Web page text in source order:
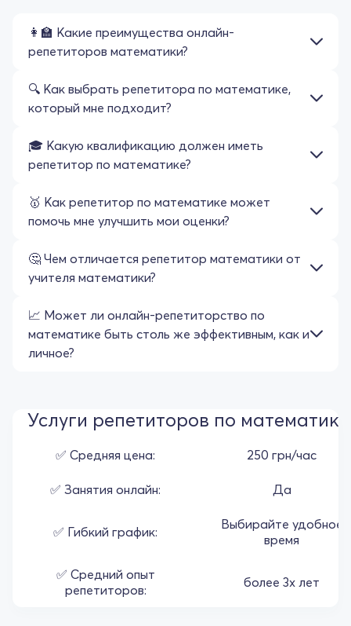
👩‍🏫 Какие преимущества онлайн-
репетиторов математики?
🔍 Как выбрать репетитора по математике,
который мне подходит?
🎓 Какую квалификацию должен иметь
репетитор по математике?
🥇 Как репетитор по математике может
помочь мне улучшить мои оценки?
🤔 Чем отличается репетитор математики от
учителя математики?
📈 Может ли онлайн-репетиторство по
математике быть столь же эффективным, как и
личное?
Услуги репетиторов по математики
✅ Средняя цена: 250 грн/час
✅ Занятия онлайн: Да
✅ Гибкий график:
Выбирайте удобное
время
✅ Средний опыт
репетиторов:
более 3х лет